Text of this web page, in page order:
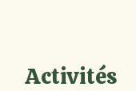
Activités